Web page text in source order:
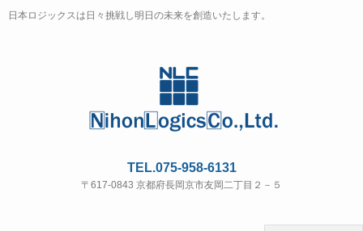
日本ロジックスは日々挑戦し明日の未来を創造いたします。
TEL.075-958-6131
〒617-0843 京都府長岡京市友岡二丁目２－５